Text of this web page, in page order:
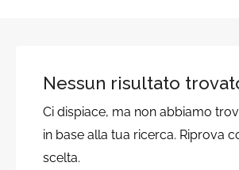
Nessun risultato
Ci dispiace, ma non abbiamo
in base alla tua ricerca. Riprova
scelta.